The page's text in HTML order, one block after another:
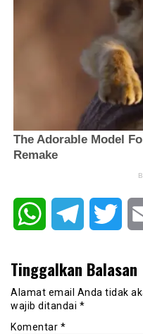
WhatsAppTelegram
Tinggalkan Balasan
Alamat email Anda tidak
wajib ditandai *
Komentar *